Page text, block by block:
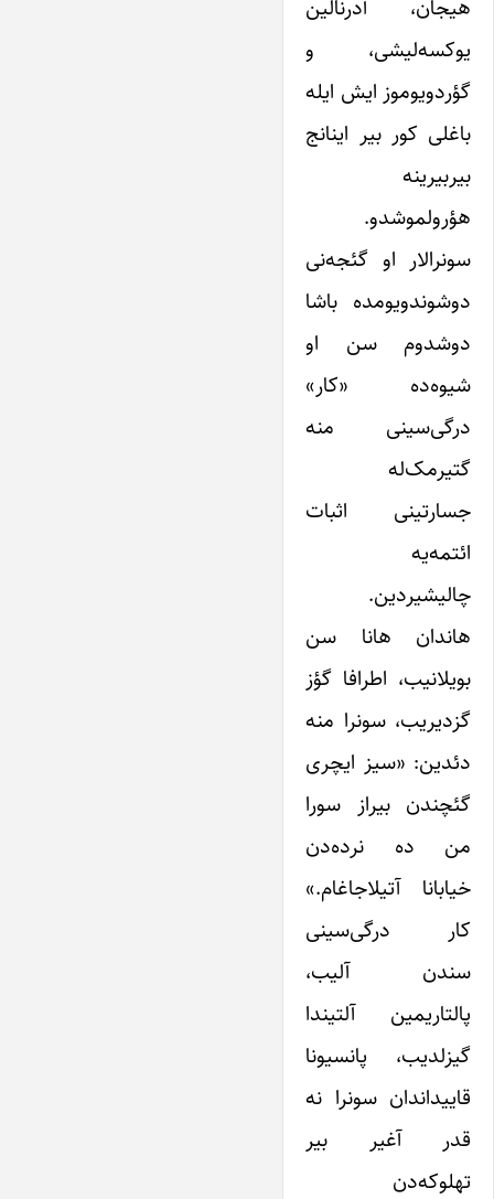
هیجان، آدرنالین
یوکسه‌لیشی، و
گؤردویوموز ایش ایله
باغلی کور بیر اینانج
بیربیرینه
هؤرولموشدو.
سونرالار او گئجه‌نی
دوشوندویومده باشا
دوشدوم سن او
شیوه‌ده «کار»
درگی‌سینی منه
گتیرمک‌له
جسارتینی اثبات
ائتمه‌یه
چالیشیردین.
هاندان هانا سن
بویلانیب، اطرافا گؤز
گزدیریب، سونرا منه
دئدین: «سیز ایچری
گئچندن بیراز سورا
من ده نرده‌دن
خیابانا آتیلاجاغام.»
کار درگی‌سینی
سندن آلیب،
پالتاریمین آلتیندا
گیزلدیب، پانسیونا
قاییداندان سونرا نه
قدر آغیر بیر
تهلوکه‌دن